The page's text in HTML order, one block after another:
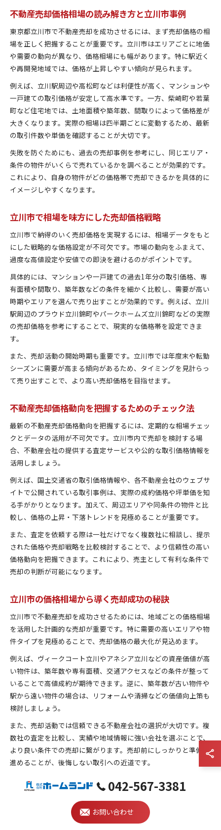
不動産売却価格相場の読み解き方と立川市事例
東京都立川市で不動産売却を成功させるには、まず売却価格の相
場を正しく把握することが重要です。立川市はエリアごとに地価
や需要の動向が異なり、価格相場にも幅があります。特に駅近く
や再開発地域では、価格が上昇しやすい傾向が見られます。
例えば、立川駅周辺や高松町などは利便性が高く、マンションや
一戸建ての取引価格が安定して高水準です。一方、柴崎町や若葉
町など住宅地では、土地面積や築年数、間取りによって価格差が
大きくなります。実際の相場は四半期ごとに変動するため、最新
の取引件数や単価を確認することが大切です。
失敗を防ぐためにも、過去の売却事例を参考にし、同じエリア・
条件の物件がいくらで売れているかを調べることが効果的です。
これにより、自身の物件がどの価格帯で売却できるかを具体的に
イメージしやすくなります。
立川市で相場を味方にした売却価格戦略
立川市で納得のいく売却価格を実現するには、相場データをもと
にした戦略的な価格設定が不可欠です。市場の動向をふまえて、
過度な高値設定や安値での即決を避けるのがポイントです。
具体的には、マンションや一戸建ての過去1年分の取引価格、専
有面積や間取り、築年数などの条件を細かく比較し、需要が高い
時期やエリアを選んで売り出すことが効果的です。例えば、立川
駅周辺のプラウド立川錦町やパークホームズ立川錦町などの実際
の売却価格を参考にすることで、現実的な価格帯を設定できま
す。
また、売却活動の開始時期も重要です。立川市では年度末や転勤
シーズンに需要が高まる傾向があるため、タイミングを見計らっ
て売り出すことで、より高い売却価格を目指せます。
不動産売却価格動向を把握するためのチェック法
最新の不動産売却価格動向を把握するには、定期的な相場チェッ
クとデータの活用が不可欠です。立川市内で売却を検討する場
合、不動産会社の提供する査定サービスや公的な取引価格情報を
活用しましょう。
例えば、国土交通省の取引価格情報や、各不動産会社のウェブサ
イトで公開されている取引事例は、実際の成約価格や坪単価を知
る手がかりとなります。加えて、周辺エリアや同条件の物件と比
較し、価格の上昇・下落トレンドを見極めることが重要です。
また、査定を依頼する際は一社だけでなく複数社に相談し、提示
された価格や売却戦略を比較検討することで、より信頼性の高い
価格動向を把握できます。これにより、売主として有利な条件で
売却の判断が可能になります。
立川市の価格相場から導く売却成功の秘訣
立川市で不動産売却を成功させるためには、地域ごとの価格相場
を活用した計画的な売却が重要です。特に需要の高いエリアや物
件タイプを見極めることで、売却価格の最大化が見込めます。
例えば、ヴィークコート立川やアネシア立川などの資産価値が高
い物件は、築年数や専有面積、交通アクセスなどの条件が整って
いることで高値成約が期待できます。逆に、築年数が古い物件や
駅から遠い物件の場合は、リフォームや清掃などの価値向上策も
検討しましょう。
また、売却活動では信頼できる不動産会社の選択が大切です。複
数社の査定を比較し、実績や地域情報に強い会社を選ぶことで、
より良い条件での売却に繋がります。売却前にしっかりと準備を
進めることが、後悔しない取引への近道です。
不動産売却の相場比較で失敗を防ぐポイント
不動産売却の失敗を防ぐためには、相場比較と慎重な情報収集が
不可欠です。立川市の物件ごとに取引価格や条件を調べ、現実的
042-567-3381
お問い合わせ